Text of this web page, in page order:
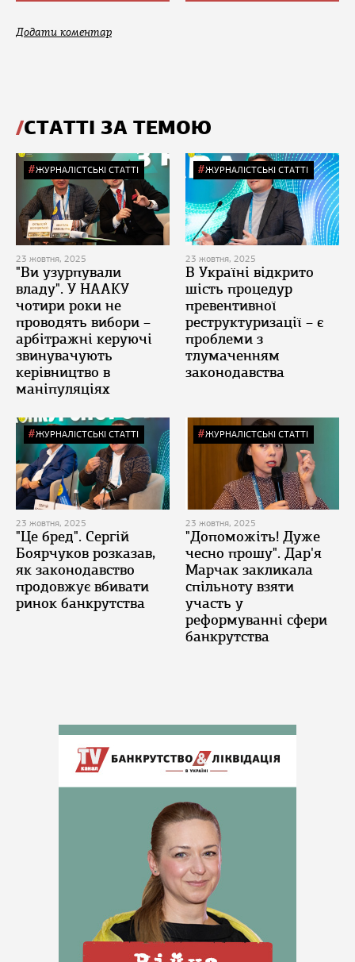
Додати коментар
СТАТТІ ЗА ТЕМОЮ
ЖУРНАЛІСТСЬКІ СТАТТІ
23 жовтня, 2025
"Ви узурпували
владу". У НААКУ
чотири роки не
проводять вибори –
арбітражні керуючі
звинувачують
керівництво в
маніпуляціях
ЖУРНАЛІСТСЬКІ СТАТТІ
23 жовтня, 2025
В Україні відкрито
шість процедур
превентивної
реструктуризації – є
проблеми з
тлумаченням
законодавства
ЖУРНАЛІСТСЬКІ СТАТТІ
23 жовтня, 2025
"Це бред". Сергій
Боярчуков розказав,
як законодавство
продовжує вбивати
ринок банкрутства
ЖУРНАЛІСТСЬКІ СТАТТІ
23 жовтня, 2025
"Допоможіть! Дуже
чесно прошу". Дар'я
Марчак закликала
спільноту взяти
участь у
реформуванні сфери
банкрутства